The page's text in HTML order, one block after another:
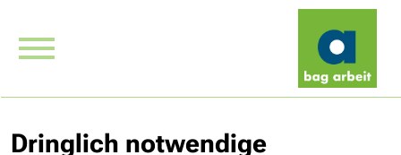
Dringlich notwendige